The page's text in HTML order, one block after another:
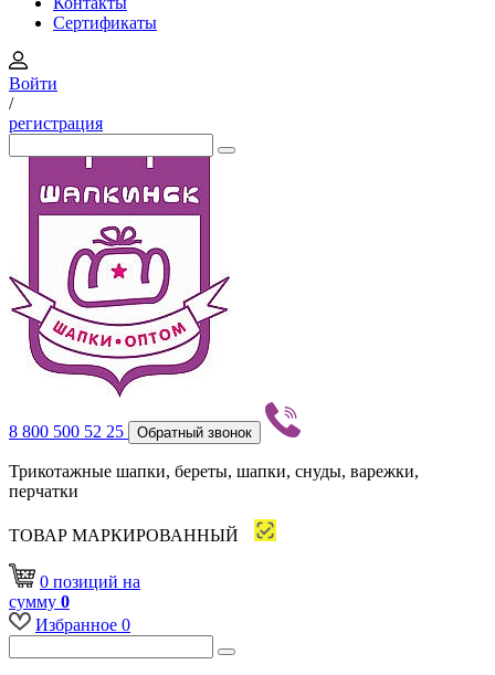
Сертификаты
Войти
/
регистрация
8 800 500 52 25 Обратный звонок
Трикотажные шапки, береты, шапки, снуды, варежки,
перчатки
ТОВАР МАРКИРОВАННЫЙ
0 позиций на
сумму 0
Избранное 0